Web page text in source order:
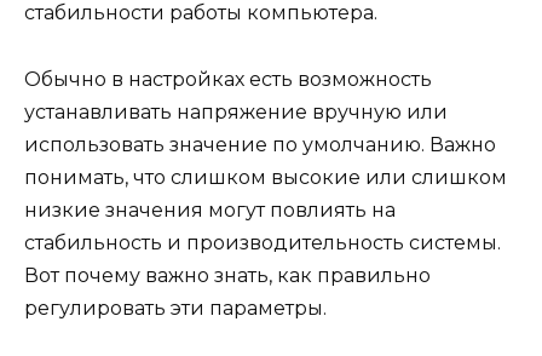
стабильности работы компьютера.
Обычно в настройках есть возможность
устанавливать напряжение вручную или
использовать значение по умолчанию. Важно
понимать, что слишком высокие или слишком
низкие значения могут повлиять на
стабильность и производительность системы.
Вот почему важно знать, как правильно
регулировать эти параметры.